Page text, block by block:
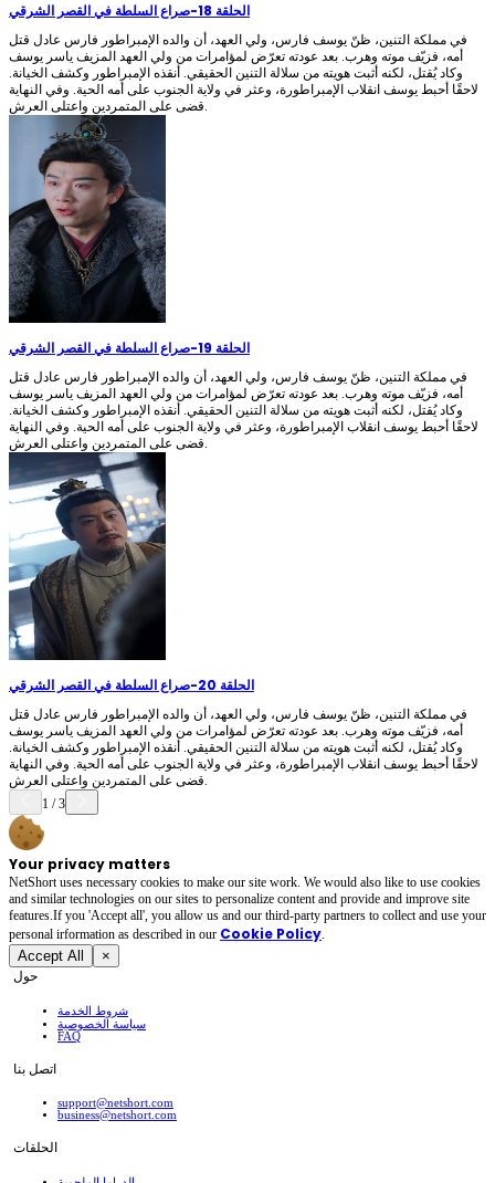
الحلقة 18 -صراع السلطة في القصر الشرقي
في مملكة التنين، ظنّ يوسف فارس، ولي العهد، أن والده الإمبراطور فارس عادل قتل
أمه، فزيّف موته وهرب. بعد عودته تعرّض لمؤامرات من ولي العهد المزيف ياسر يوسف
وكاد يُقتل، لكنه أثبت هويته من سلالة التنين الحقيقي. أنقذه الإمبراطور وكشف الخيانة.
لاحقًا أحبط يوسف انقلاب الإمبراطورة، وعثر في ولاية الجنوب على أمه الحية. وفي النهاية
قضى على المتمردين واعتلى العرش.
الحلقة 19 -صراع السلطة في القصر الشرقي
في مملكة التنين، ظنّ يوسف فارس، ولي العهد، أن والده الإمبراطور فارس عادل قتل
أمه، فزيّف موته وهرب. بعد عودته تعرّض لمؤامرات من ولي العهد المزيف ياسر يوسف
وكاد يُقتل، لكنه أثبت هويته من سلالة التنين الحقيقي. أنقذه الإمبراطور وكشف الخيانة.
لاحقًا أحبط يوسف انقلاب الإمبراطورة، وعثر في ولاية الجنوب على أمه الحية. وفي النهاية
قضى على المتمردين واعتلى العرش.
الحلقة 20 -صراع السلطة في القصر الشرقي
في مملكة التنين، ظنّ يوسف فارس، ولي العهد، أن والده الإمبراطور فارس عادل قتل
أمه، فزيّف موته وهرب. بعد عودته تعرّض لمؤامرات من ولي العهد المزيف ياسر يوسف
وكاد يُقتل، لكنه أثبت هويته من سلالة التنين الحقيقي. أنقذه الإمبراطور وكشف الخيانة.
لاحقًا أحبط يوسف انقلاب الإمبراطورة، وعثر في ولاية الجنوب على أمه الحية. وفي النهاية
قضى على المتمردين واعتلى العرش.
1 /3
Your privacy matters
NetShort uses necessary cookies to make our site work. We would also like to use cookies
and similar technologies on our sites to personalize content and provide and improve site
features.If you 'Accept all', you allow us and our third-party partners to collect and use your
personal irformation as described in our Cookie Policy.
Accept All ×
حول
شروط الخدمة
سياسة الخصوصية
FAQ
اتصل بنا
support@netshort.com
business@netshort.com
الحلقات